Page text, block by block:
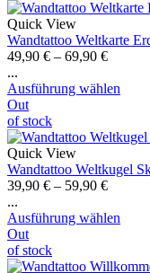
Quick View
Wandtattoo Weltkarte
49,90 € – 69,90 €
...
Ausführung wählen
Out
of stock
Quick View
Wandtattoo Weltkugel
39,90 € – 59,90 €
...
Ausführung wählen
Out
of stock